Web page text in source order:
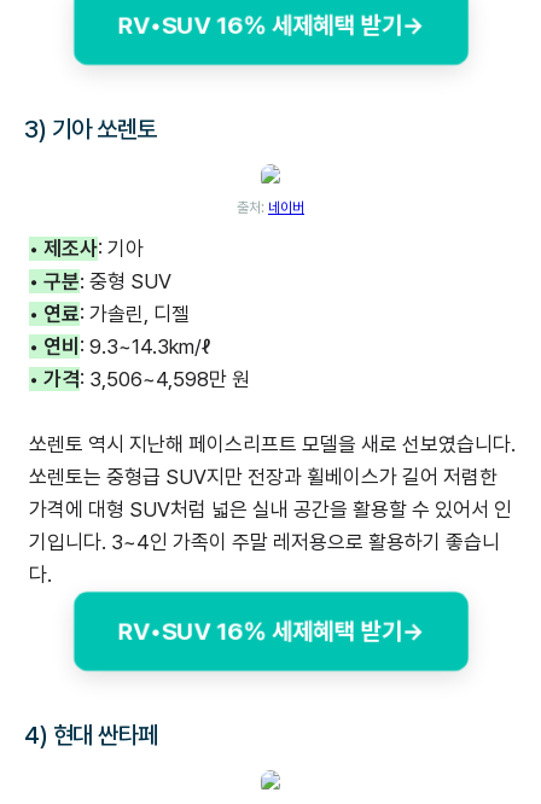
RV•SUV 16% 세제혜택 받기→
3) 기아 쏘렌토
출처: 네이버
• 제조사: 기아
• 구분: 중형 SUV
• 연료: 가솔린, 디젤
• 연비 : 9.3~14.3km/ℓ
• 가격: 3,506~4,598만 원
쏘렌토 역시 지난해 페이스리프트 모델을 새로 선보였습니다.
쏘렌토는 중형급 SUV지만 전장과 휠베이스가 길어 저렴한
가격에 대형 SUV처럼 넓은 실내 공간을 활용할 수 있어서 인
기입니다. 3~4인 가족이 주말 레저용으로 활용하기 좋습니
다.
RV•SUV 16% 세제혜택 받기→
4) 현대 싼타페